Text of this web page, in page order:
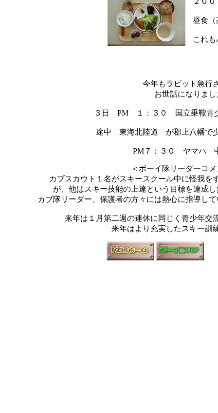
昼食（
これ
今年もラビット急行
お世話になりまし
３日 PM １：３０ 国立乗鞍青
途中 東海北陸道 が郡上八幡で
PM７：３０ ヤマハ 中
＜ボーイ隊リーダーコ
カブスカウト１名がスキースクール中に怪我を
が、他はスキー技能の上達という目標を達成
カブ隊リーダー、保護者の方々には熱心に指導し
来年は１月第二週の連休に同じく青少年交
来年はより充実したスキー訓